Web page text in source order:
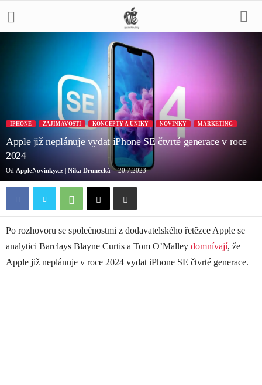
IPHONE ZAJÍMAVOSTI KONCEPTY A ÚNIKY NOVINKY MARKETING
Apple již neplánuje vydat iPhone SE čtvrté generace v roce
2024
Od AppleNovinky.cz | Nika Drunecká - 20.7.2023
Po rozhovoru se společnostmi z dodavatelského řetězce Apple se
analytici Barclays Blayne Curtis a Tom O’Malley domnívají, že
Apple již neplánuje v roce 2024 vydat iPhone SE čtvrté generace.